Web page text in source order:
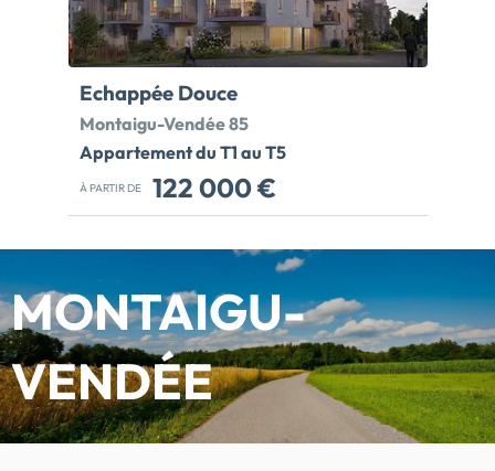
Echappée Douce
Montaigu-Vendée 85
Appartement du T1 au T5
À PARTIR DE 122 000 €
REMISES EXCEPTIONNELLES*Bénéficiez
logements de cette résidence du 1er au 31
août 2026.À 10 minutes du centre de
Montaigu et à 5 minutes à pied de la gare,
la résidence offre un emplacement
stratégique : Nantes en 25 minutes,
aéroport à 40 minutes, commerces, écoles
et loisirs à pied. Du studio au 5 pièces,
chaque appartement bénéficie d’un
MONTAIGU-
VENDÉE